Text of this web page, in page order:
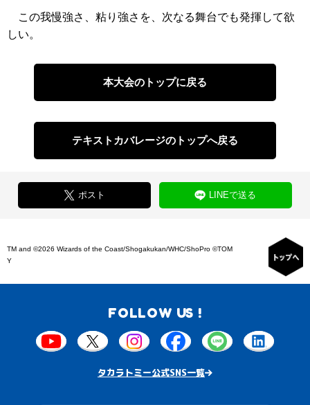
この我慢強さ、粘り強さを、次なる舞台でも発揮して欲
しい。
本大会のトップに戻る
テキストカバレージのトップへ戻る
ポスト LINEで送る
TM and ©2026 Wizards of the Coast/Shogakukan/WHC/ShoPro ©TOM
Y
FOLLOW US !
タカラトミー公式SNS一覧